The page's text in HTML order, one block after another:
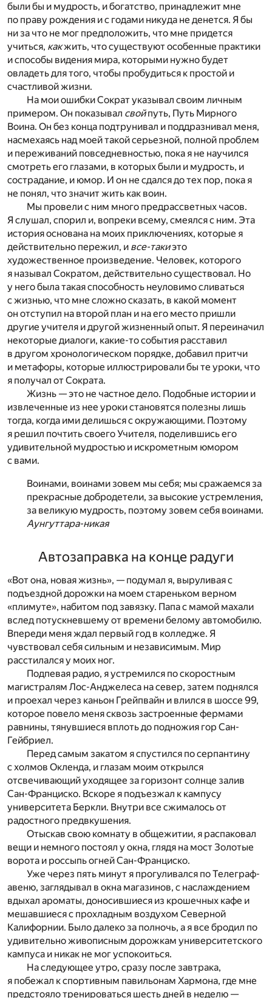
были бы и мудрость, и богатство, принадлежит мне
по праву рождения и с годами никуда не денется. Я бы
ни за что не мог предположить, что мне придется
учиться, какжить, что существуют особенные практики
и способы видения мира, которыми нужно будет
овладеть для того, чтобы пробудиться к простой и
счастливой жизни.
На мои ошибки Сократ указывал своим личным
примером. Он показывал свойпуть, Путь Мирного
Воина. Он без конца подтрунивал и поддразнивал меня,
насмехаясь над моей такой серьезной, полной проблем
и переживаний повседневностью, пока я не научился
смотреть его глазами, в которых были и мудрость, и
сострадание, и юмор. И он не сдался до тех пор, пока я
не понял, что значит жить как воин.
Мы провели с ним много предрассветных часов.
Я слушал, спорил и, вопреки всему, смеялся с ним. Эта
история основана на моих приключениях, которые я
действительно пережил, и все-такиэто
художественное произведение. Человек, которого
я называл Сократом, действительно существовал. Но
у него была такая способность неуловимо сливаться
с жизнью, что мне сложно сказать, в какой момент
он отступил на второй план и на его место пришли
другие учителя и другой жизненный опыт. Я переиначил
некоторые диалоги, какие-то события расставил
в другом хронологическом порядке, добавил притчи
и метафоры, которые иллюстрировали бы те уроки, что
я получал от Сократа.
Жизнь — это не частное дело. Подобные истории и
извлеченные из нее уроки становятся полезны лишь
тогда, когда ими делишься с окружающими. Поэтому
я решил почтить своего Учителя, поделившись его
удивительной мудростью и искрометным юмором
с вами.
Воинами, воинами зовем мы себя; мы сражаемся за
прекрасные добродетели, за высокие устремления,
за великую мудрость, поэтому зовем себя воинами.
Аунгуттара-никая
Автозаправка на конце радуги
«Вот она, новая жизнь», — подумал я, выруливая с
подъездной дорожки на моем стареньком верном
«плимуте», набитом под завязку. Папа с мамой махали
вслед потускневшему от времени белому автомобилю.
Впереди меня ждал первый год в колледже. Я
чувствовал себя сильным и независимым. Мир
расстилался у моих ног.
Подпевая радио, я устремился по скоростным
магистралям Лос-Анджелеса на север, затем поднялся
и проехал через каньон Грейпвайн и влился в шоссе 99,
которое повело меня сквозь застроенные фермами
равнины, тянувшиеся вплоть до подножия гор Сан-
Гейбриел.
Перед самым закатом я спустился по серпантину
с холмов Окленда, и глазам моим открылся
отсвечивающий уходящее за горизонт солнце залив
Сан-Франциско. Вскоре я подъезжал к кампусу
университета Беркли. Внутри все сжималось от
радостного предвкушения.
Отыскав свою комнату в общежитии, я распаковал
вещи и немного постоял у окна, глядя на мост Золотые
ворота и россыпь огней Сан-Франциско.
Уже через пять минут я прогуливался по Телеграф-
авеню, заглядывал в окна магазинов, с наслаждением
вдыхал ароматы, доносившиеся из крошечных кафе и
мешавшиеся с прохладным воздухом Северной
Калифорнии. Было далеко за полночь, а я все бродил по
удивительно живописным дорожкам университетского
кампуса и никак не мог успокоиться.
На следующее утро, сразу после завтрака,
я побежал к спортивным павильонам Хармона, где мне
предстояло тренироваться шесть дней в неделю —